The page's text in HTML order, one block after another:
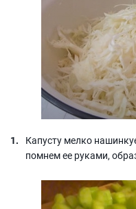
Капусту мелко
помнем ее руками,